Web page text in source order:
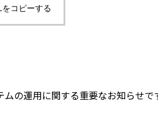
コピーする
の運用に関する重要なお知らせで